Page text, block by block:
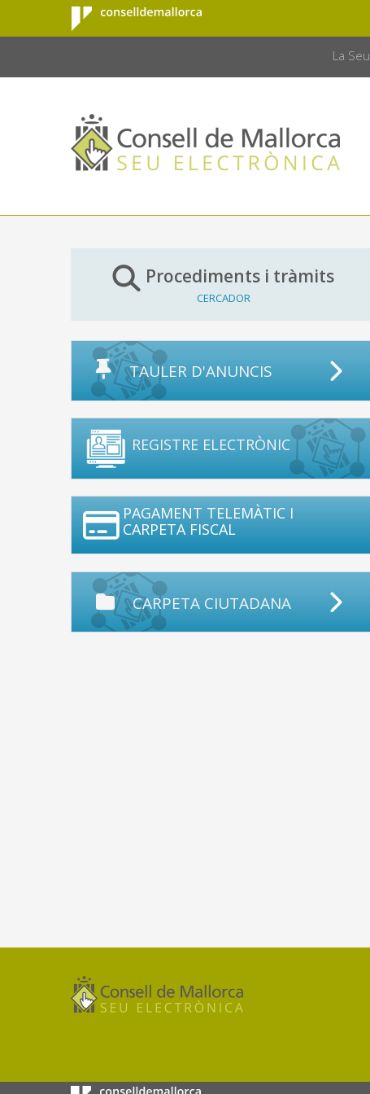
Salta al contingut principal
Consell de
Mallorca
La Seu
Procediments i tràmits
CERCADOR
TAULER D'ANUNCIS
REGISTRE ELECTRÒNIC
PAGAMENT TELEMÀTIC I
CARPETA FISCAL
CARPETA CIUTADANA